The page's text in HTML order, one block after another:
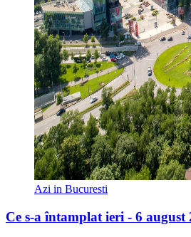
Azi in Bucuresti
Ce s-a întamplat ieri - 6 august